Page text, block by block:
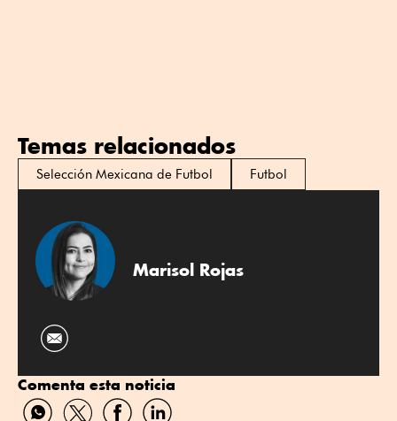
Temas relacionados
Selección Mexicana de Futbol Futbol
Marisol Rojas
Comenta esta noticia